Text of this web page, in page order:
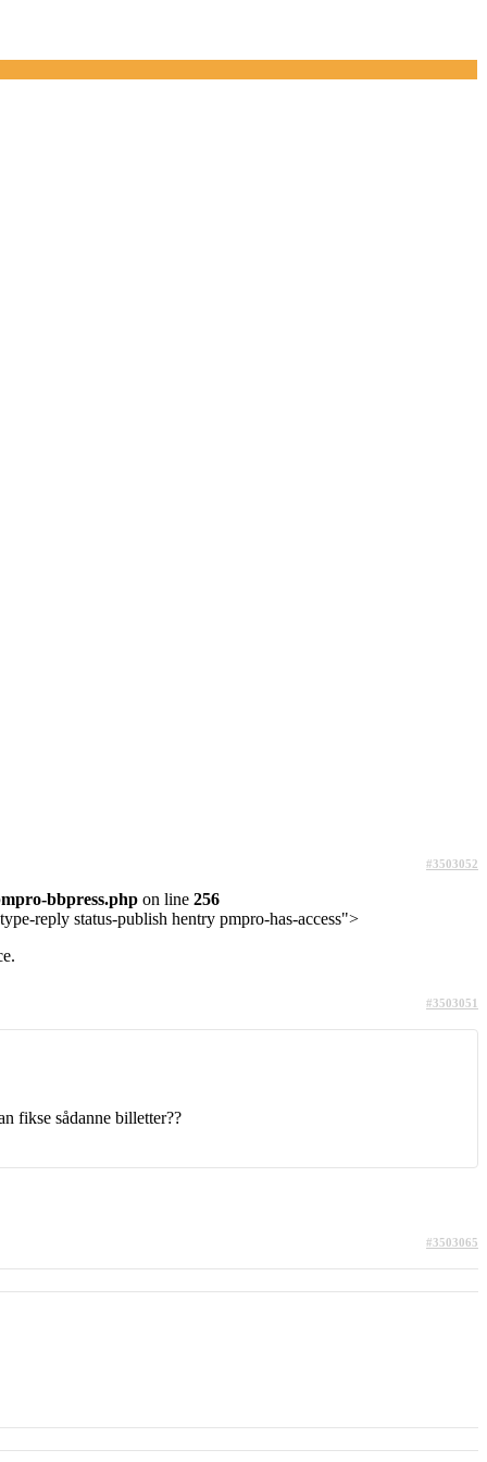
#3503052
bbpress.php on line 256
reply status-publish hentry pmpro-has-access">
#3503051
fikse sådanne billetter??
#3503065